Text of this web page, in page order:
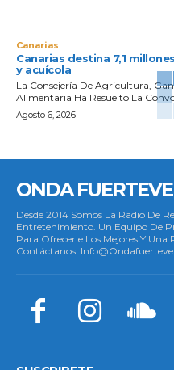
Canarias
Canarias destina 7,1
y acuícola
La Consejería De Agricultura,
Alimentaria Ha Resuelto La
Agosto 6, 2026
ONDA
Desde 2014 Somos La Radio De
Entretenimiento. Un Equipo De
Para Ofrecerle Los Mejores Y
Contáctanos: